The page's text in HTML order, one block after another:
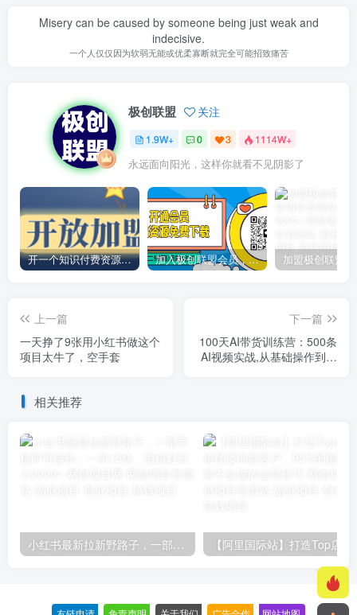
Misery can be caused by someone being just weak and
indecisive.
一个人仅仅因为软弱无能或优柔寡断就完全可能招致痛苦
极创联盟 关注
1.9W+ 0 3 1114W+
永远面向阳光，这样你就看不见阴影了
开一个知识付费资源网站，小白也能日入1000+ 加入极创联盟会员，全站资源免费学习。
上一篇
一天挣了9张用小红书做这个
项目太牛了，空手套
下一篇
100天AI带货训练营：500条
AI视频实战,从基础操作到批
相关推荐